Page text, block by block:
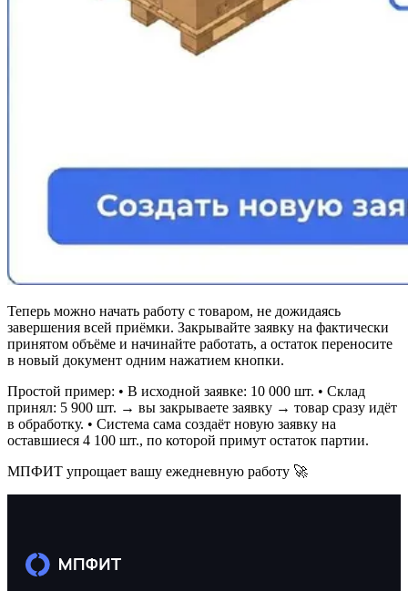
Теперь можно начать работу с товаром, не дожидаясь
завершения всей приёмки. Закрывайте заявку на фактически
принятом объёме и начинайте работать, а остаток переносите
в новый документ одним нажатием кнопки.
Простой пример: • В исходной заявке: 10 000 шт. • Склад
принял: 5 900 шт. → вы закрываете заявку → товар сразу идёт
в обработку. • Система сама создаёт новую заявку на
оставшиеся 4 100 шт., по которой примут остаток партии.
МПФИТ упрощает вашу ежедневную работу 🚀